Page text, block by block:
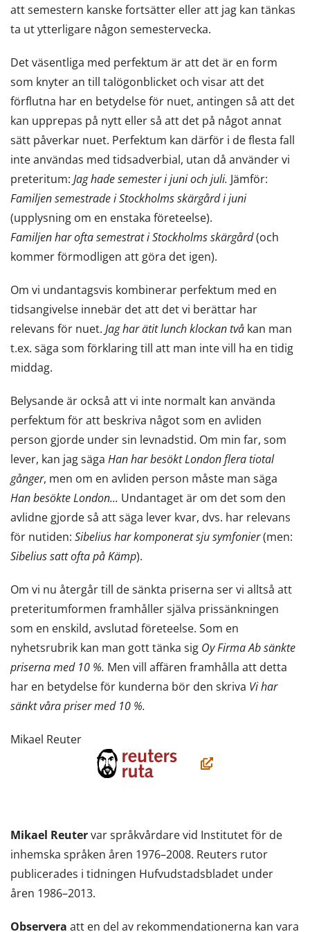
att semestern kanske fortsätter eller att jag kan tänkas
ta ut ytterligare någon semestervecka.
Det väsentliga med perfektum är att det är en form
som knyter an till talögonblicket och visar att det
förflutna har en betydelse för nuet, antingen så att det
kan upprepas på nytt eller så att det på något annat
sätt påverkar nuet. Perfektum kan därför i de flesta fall
inte användas med tidsadverbial, utan då använder vi
preteritum: Jag hade semester i juni och juli. Jämför:
Familjen semestrade i Stockholms skärgård i juni
(upplysning om en enstaka företeelse).
Familjen har ofta semestrat i Stockholms skärgård(och
kommer förmodligen att göra det igen).
Om vi undantagsvis kombinerar perfektum med en
tidsangivelse innebär det att det vi berättar har
relevans för nuet. Jag har ätit lunch klockan två kan man
t.ex. säga som förklaring till att man inte vill ha en tidig
middag.
Belysande är också att vi inte normalt kan använda
perfektum för att beskriva något som en avliden
person gjorde under sin levnadstid. Om min far, som
lever, kan jag säga Han har besökt London flera tiotal
gånger, men om en avliden person måste man säga
Han besökte London... Undantaget är om det som den
avlidne gjorde så att säga lever kvar, dvs. har relevans
för nutiden: Sibelius har komponerat sju symfonier(men:
Sibelius satt ofta på Kämp).
Om vi nu återgår till de sänkta priserna ser vi alltså att
preteritumformen framhåller själva prissänkningen
som en enskild, avslutad företeelse. Som en
nyhetsrubrik kan man gott tänka sig Oy Firma Ab sänkte
priserna med 10 %. Men vill affären framhålla att detta
har en betydelse för kunderna bör den skriva Vi har
sänkt våra priser med 10 %.
Mikael Reuter
(öppnas
fönster,
du
flyttar
Mikael Reutervar språkvårdare vid Institutet för de
inhemska språken åren 1976–2008. Reuters rutor
publicerades i tidningen Hufvudstadsbladet under
åren 1986–2013.
Observera att en del av rekommendationerna kan vara